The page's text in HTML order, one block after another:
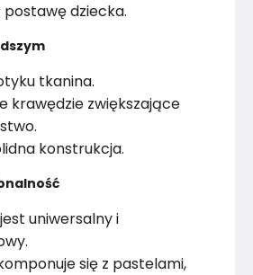
postawę dziecka.
tkanina.
krawędzie zwiększające
konstrukcja.
uniwersalny i
się z pastelami,